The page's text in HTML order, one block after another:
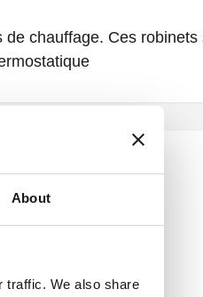
About
traffic. We also share
chauffage. Ces robinets